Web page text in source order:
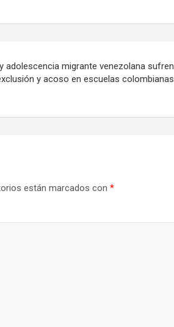
adolescencia migrante venezolana sufren
y acoso en escuelas colombianas
están marcados con *